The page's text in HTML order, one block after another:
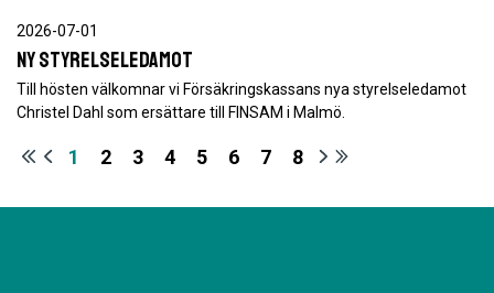
2026-07-01
Ny styrelseledamot
Till hösten välkomnar vi Försäkringskassans nya styrelseledamot
Christel Dahl som ersättare till FINSAM i Malmö.
1 2 3 4 5 6 7 8